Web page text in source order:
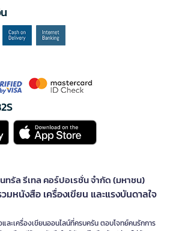
นทรัล รีเทล คอร์ปอเรชั่น จำกัด (มหาชน)
มหนังสือ เครื่องเขียน และแรงบันดาลใจ
ละเครื่องเขียนออนไลน์ที่ครบครัน ตอบโจทย์คนรักการ